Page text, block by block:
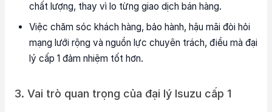
chất lượng, thay vì lo từng giao dịch bán hàng.
Việc chăm sóc khách hàng, bảo hành, hậu mãi đòi hỏi
mạng lưới rộng và nguồn lực chuyên trách, điều mà đại
lý cấp 1 đảm nhiệm tốt hơn.
3. Vai trò quan trọng của đại lý Isuzu cấp 1